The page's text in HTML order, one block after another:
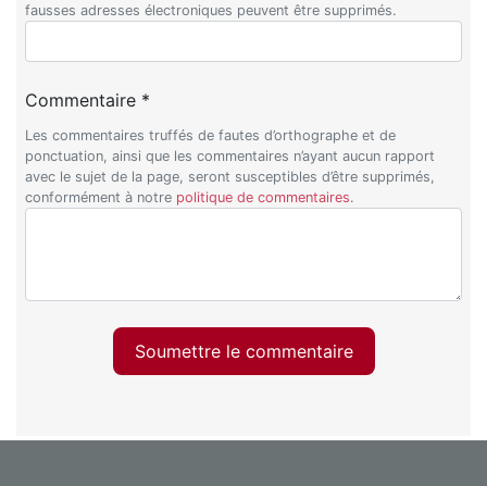
fausses adresses électroniques peuvent être supprimés.
Commentaire *
Les commentaires truffés de fautes d’orthographe et de
ponctuation, ainsi que les commentaires n’ayant aucun rapport
avec le sujet de la page, seront susceptibles d’être supprimés,
conformément à notre politique de commentaires.
Soumettre le commentaire